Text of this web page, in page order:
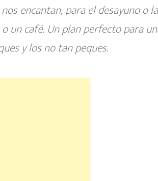
encantan, para el desayuno o la
un café. Un plan perfecto para
y los no tan peques.